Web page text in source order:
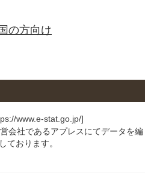
の方向け
www.e-stat.go.jp/]
会社であるアプレスにてデータを編
ております。